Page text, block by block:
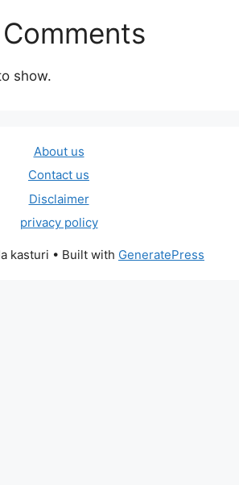
show.
About us
Contact us
Disclaimer
privacy policy
kasturi • Built with GeneratePress